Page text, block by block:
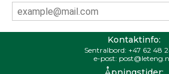
Kontaktinfo:
Sentralbord: +47 62 48
e-post: